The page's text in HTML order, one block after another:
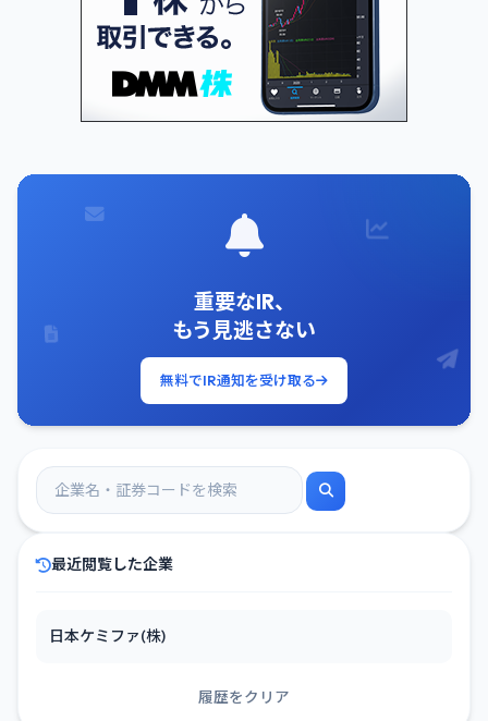
重要なIR、
もう見逃さない
無料でIR通知を受け取る
最近閲覧した企業
日本ケミファ(株)
履歴をクリア